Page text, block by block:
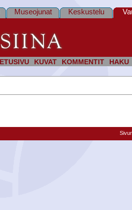
ETUSIVU KUVAT KOMMENTIT HAKU
Museojunat Keskustelu